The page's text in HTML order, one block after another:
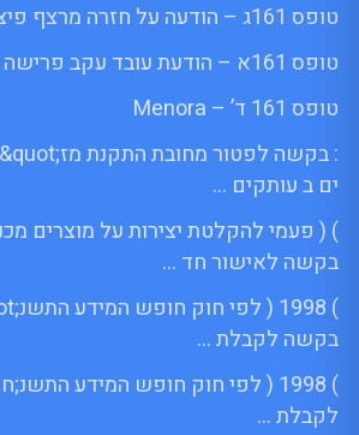
טופס 161ג – הודעה על חזרה מרצף פיצויים / קיצבה
טופס 161א – הודעת עובד עקב פרישה מעבודה
טופס 161 ד’ – Menora
ים ב עותקים …
) ( פעמי להקלטת יצירות על מוצרים
בקשה לאישור חד …
בקשה לקבלת …
) 1998 ( לפי חוק חופש המידע
לקבלת …